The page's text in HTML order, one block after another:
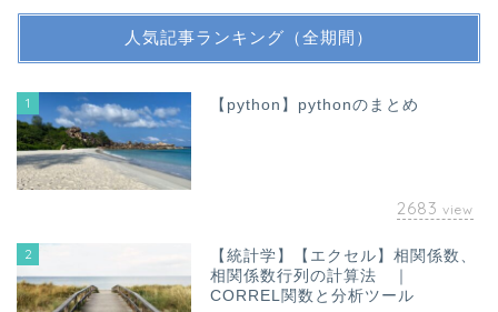
人気記事ランキング（全期間）
1 【python】pythonのまとめ
2683 view
2
【統計学】【エクセル】相関係数、
相関係数行列の計算法 ｜
CORREL関数と分析ツール